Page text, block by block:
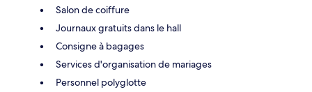
Salon de coiffure
Journaux gratuits dans le hall
Consigne à bagages
Services d'organisation de mariages
Personnel polyglotte